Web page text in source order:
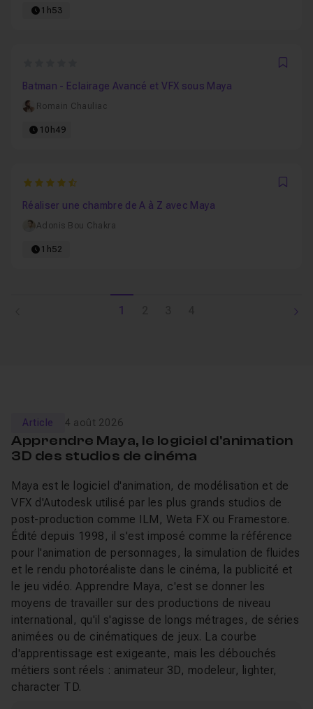
1h53
Batman - Eclairage Avancé et VFX sous Maya
Romain Chauliac
10h49
4.5
Réaliser une chambre de A à Z avec Maya
Adonis Bou Chakra
1h52
1
Article 4 août 2026
Apprendre Maya, le logiciel d'animation
3D des studios de cinéma
Maya est le logiciel d'animation, de modélisation et de
VFX d'Autodesk utilisé par les plus grands studios de
post-production comme ILM, Weta FX ou Framestore.
Édité depuis 1998, il s'est imposé comme la référence
pour l'animation de personnages, la simulation de fluides
et le rendu photoréaliste dans le cinéma, la publicité et
le jeu vidéo. Apprendre Maya, c'est se donner les
moyens de travailler sur des productions de niveau
international, qu'il s'agisse de longs métrages, de séries
animées ou de cinématiques de jeux. La courbe
d'apprentissage est exigeante, mais les débouchés
métiers sont réels : animateur 3D, modeleur, lighter,
character TD.